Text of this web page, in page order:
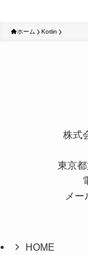
ホーム Kotlin
株式
東京
メ
HOME